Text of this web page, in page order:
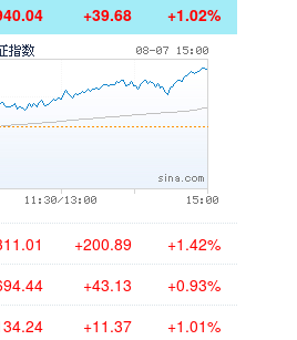
+39.68 +1.02%
+200.89 +1.42%
+43.13 +0.93%
+11.37 +1.01%